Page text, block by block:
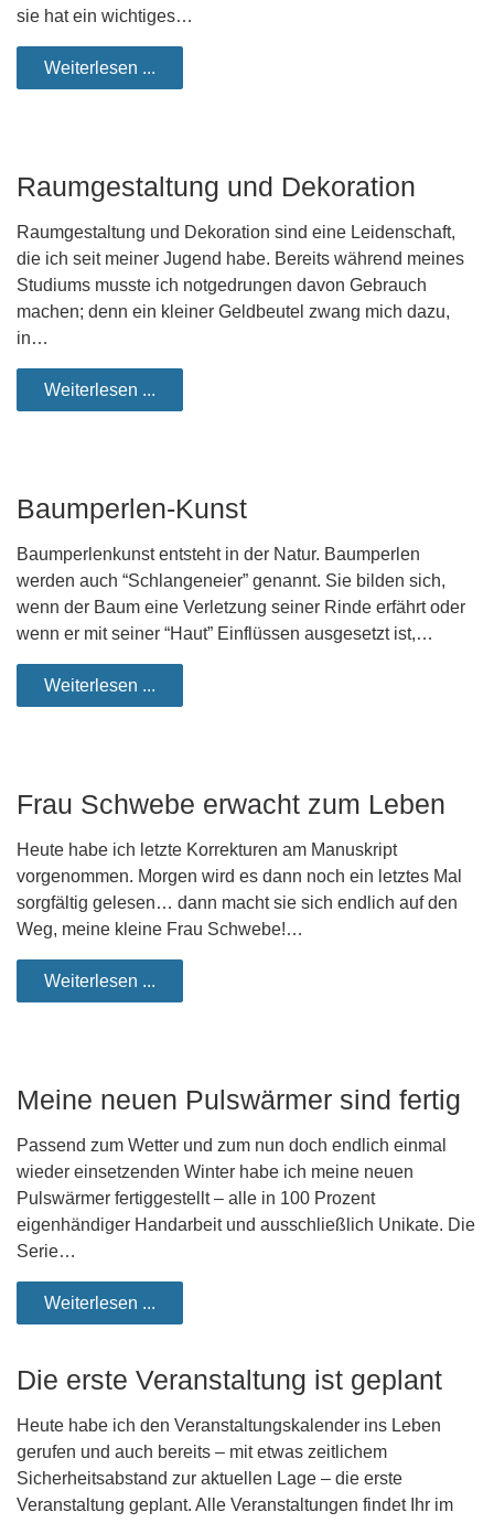
sie hat ein wichtiges…
Weiterlesen ...
Raumgestaltung und Dekoration
Raumgestaltung und Dekoration sind eine Leidenschaft,
die ich seit meiner Jugend habe. Bereits während meines
Studiums musste ich notgedrungen davon Gebrauch
machen; denn ein kleiner Geldbeutel zwang mich dazu,
in…
Weiterlesen ...
Baumperlen-Kunst
Baumperlenkunst entsteht in der Natur. Baumperlen
werden auch “Schlangeneier” genannt. Sie bilden sich,
wenn der Baum eine Verletzung seiner Rinde erfährt oder
wenn er mit seiner “Haut” Einflüssen ausgesetzt ist,…
Weiterlesen ...
Frau Schwebe erwacht zum Leben
Heute habe ich letzte Korrekturen am Manuskript
vorgenommen. Morgen wird es dann noch ein letztes Mal
sorgfältig gelesen… dann macht sie sich endlich auf den
Weg, meine kleine Frau Schwebe!…
Weiterlesen ...
Meine neuen Pulswärmer sind fertig
Passend zum Wetter und zum nun doch endlich einmal
wieder einsetzenden Winter habe ich meine neuen
Pulswärmer fertiggestellt – alle in 100 Prozent
eigenhändiger Handarbeit und ausschließlich Unikate. Die
Serie…
Weiterlesen ...
Die erste Veranstaltung ist geplant
Heute habe ich den Veranstaltungskalender ins Leben
gerufen und auch bereits – mit etwas zeitlichem
Sicherheitsabstand zur aktuellen Lage – die erste
Veranstaltung geplant. Alle Veranstaltungen findet Ihr im